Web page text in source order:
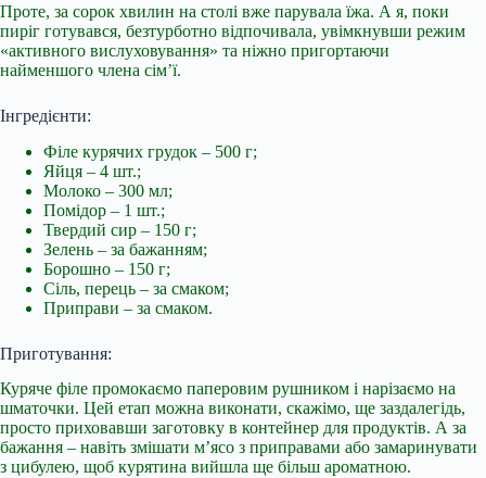
Проте, за сорок хвилин на столі вже парувала їжа. А я, поки
пиріг готувався, безтурботно відпочивала, увімкнувши режим
«активного вислуховування» та ніжно пригортаючи
найменшого члена сім’ї.
Інгредієнти:
Філе курячих грудок – 500 г;
Яйця – 4 шт.;
Молоко – 300 мл;
Помідор – 1 шт.;
Твердий сир – 150 г;
Зелень – за бажанням;
Борошно – 150 г;
Сіль, перець – за смаком;
Приправи – за смаком.
Приготування:
Куряче філе промокаємо паперовим рушником і нарізаємо на
шматочки. Цей етап можна виконати, скажімо, ще заздалегідь,
просто приховавши заготовку в контейнер для продуктів. А за
бажання – навіть змішати м’ясо з приправами або замаринувати
з цибулею, щоб курятина вийшла ще більш ароматною.